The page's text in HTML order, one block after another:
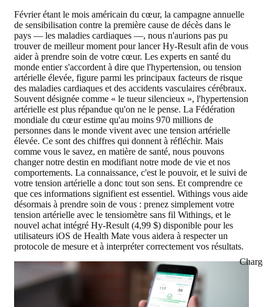
Février étant le mois américain du cœur, la campagne annuelle
de sensibilisation contre la première cause de décès dans le
pays — les maladies cardiaques —, nous n'aurions pas pu
trouver de meilleur moment pour lancer Hy-Result afin de vous
aider à prendre soin de votre cœur. Les experts en santé du
monde entier s'accordent à dire que l'hypertension, ou tension
artérielle élevée, figure parmi les principaux facteurs de risque
des maladies cardiaques et des accidents vasculaires cérébraux.
Souvent désignée comme « le tueur silencieux », l'hypertension
artérielle est plus répandue qu'on ne le pense. La Fédération
mondiale du cœur estime qu'au moins 970 millions de
personnes dans le monde vivent avec une tension artérielle
élevée. Ce sont des chiffres qui donnent à réfléchir. Mais
comme vous le savez, en matière de santé, nous pouvons
changer notre destin en modifiant notre mode de vie et nos
comportements. La connaissance, c'est le pouvoir, et le suivi de
votre tension artérielle a donc tout son sens. Et comprendre ce
que ces informations signifient est essentiel. Withings vous aide
désormais à prendre soin de vous : prenez simplement votre
tension artérielle avec le tensiomètre sans fil Withings, et le
nouvel achat intégré Hy-Result (4,99 $) disponible pour les
utilisateurs iOS de Health Mate vous aidera à respecter un
protocole de mesure et à interpréter correctement vos résultats.